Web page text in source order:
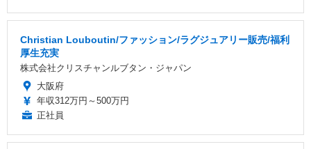
Christian Louboutin/ファッション/ラグジュアリー販売/福利
厚生充実
株式会社クリスチャンルブタン・ジャパン
大阪府
年収312万円～500万円
正社員